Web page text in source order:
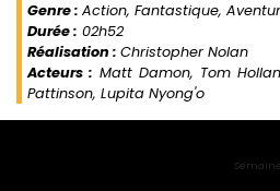
Genre : Action, Fantastique,
Durée : 02h52
Réalisation : Christopher Nolan
Acteurs : Matt Damon, Tom
Pattinson, Lupita Nyong'o